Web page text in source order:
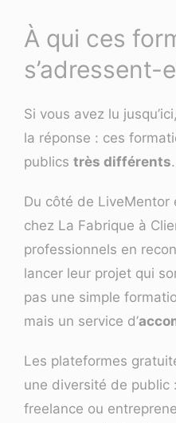
À qui ces
s’adressent-
Si vous avez lu
la réponse : ces
publics très différents.
Du côté de LiveMentor
chez La Fabrique à
professionnels en
lancer leur projet qui
pas une simple
mais un service d’
Les plateformes
une diversité de public
freelance ou